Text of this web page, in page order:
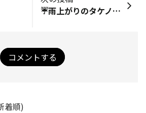
☔雨上がりのタケノコ兄弟☀
コメントする
着順)